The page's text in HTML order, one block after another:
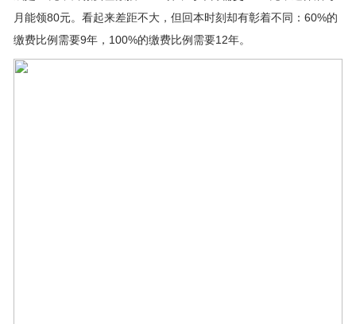
月能领80元。看起来差距不大，但回本时刻却有彰着不同：60%的
缴费比例需要9年，100%的缴费比例需要12年。